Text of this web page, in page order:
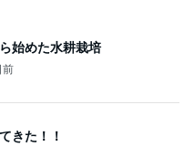
始めた水耕栽培
前
きた！！